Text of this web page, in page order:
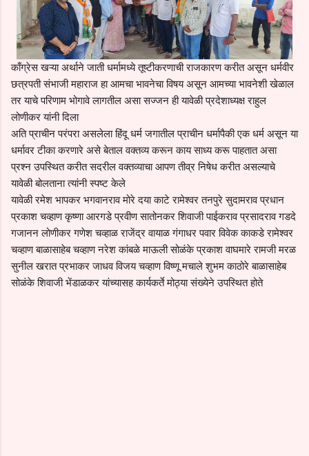
काँग्रेस खऱ्या अर्थाने जाती धर्मामध्ये तूष्टीकरणाची राजकारण करीत असून धर्मवीर
छत्रपती संभाजी महाराज हा आमचा भावनेचा विषय असून आमच्या भावनेशी खेळाल
तर याचे परिणाम भोगावे लागतील असा सज्जन ही यावेळी प्रदेशाध्यक्ष राहुल
लोणीकर यांनी दिला
अति प्राचीन परंपरा असलेला हिंदू धर्म जगातील प्राचीन धर्मापैकी एक धर्म असून या
धर्मावर टीका करणारे असे बेताल वक्तव्य करून काय साध्य करू पाहतात असा
प्रश्न उपस्थित करीत सदरील वक्तव्याचा आपण तीव्र निषेध करीत असल्याचे
यावेळी बोलताना त्यांनी स्पष्ट केले
यावेळी रमेश भापकर भगवानराव मोरे दया काटे रामेश्वर तनपुरे सुदामराव प्रधान
प्रकाश चव्हाण कृष्णा आरगडे प्रवीण सातोनकर शिवाजी पाईकराव प्रसादराव गडदे
गजानन लोणीकर गणेश चव्हाळ राजेंद्र वायाळ गंगाधर पवार विवेक काकडे रामेश्वर
चव्हाण बाळासाहेब चव्हाण नरेश कांबळे माऊली सोळंके प्रकाश वाघमारे रामजी मरळ
सुनील खरात प्रभाकर जाधव विजय चव्हाण विष्णू मचाले शुभम काठोरे बाळासाहेब
सोळंके शिवाजी भेंडाळकर यांच्यासह कार्यकर्ते मोठ्या संख्येने उपस्थित होते